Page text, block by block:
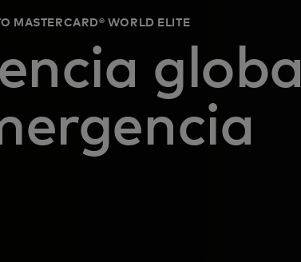
MASTERCARD® WORLD ELITE
global